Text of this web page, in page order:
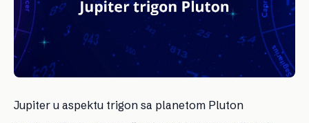
Jupiter u aspektu trigon sa planetom Pluton